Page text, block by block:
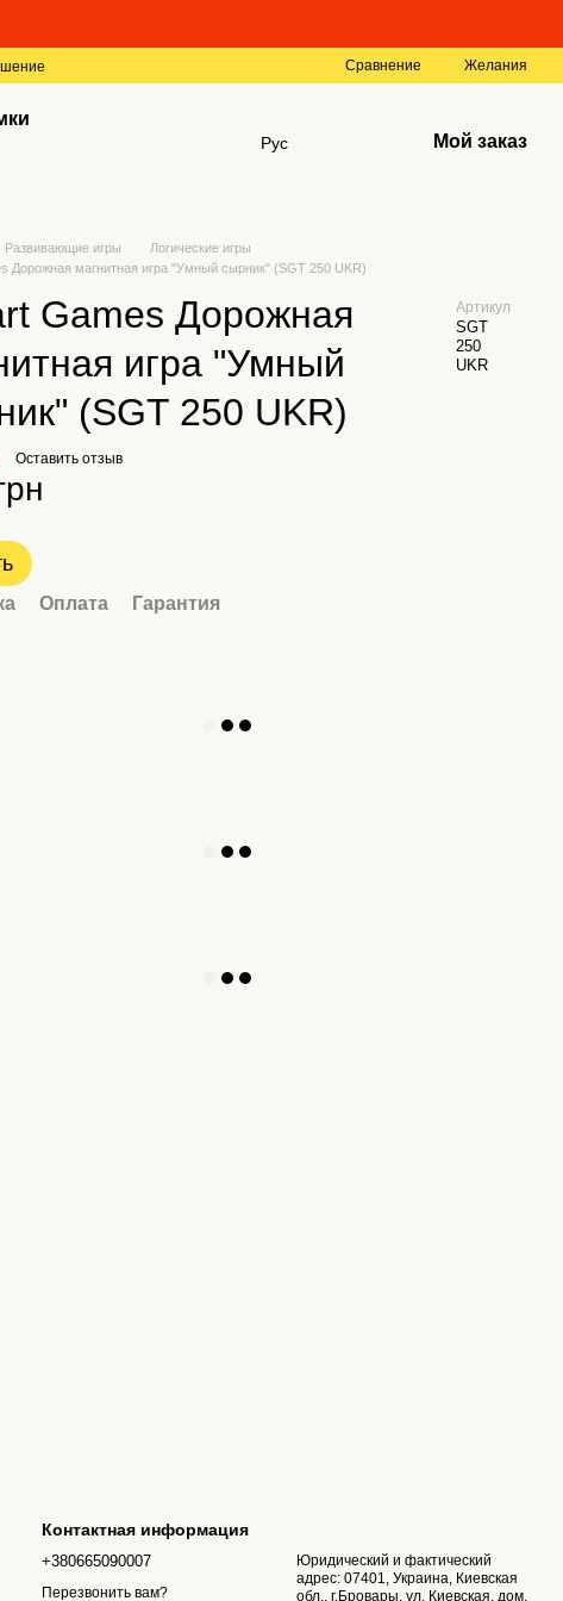
Сравнение Желания
Рус Мой заказ
Развивающие игры
Логические игры
Дорожная магнитная игра "Умный сырник" (SGT 250 UKR)
Games Дорожная
игра "Умный
(SGT 250 UKR)
Артикул
SGT
250
UKR
Оставить отзыв
Оплата Гарантия
Контактная информация
+380665090007
Перезвонить вам?
Юридический и фактический
адрес: 07401, Украина, Киевская
обл., г.Бровары, ул. Киевская, дом.